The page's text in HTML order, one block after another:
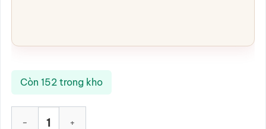
Còn 152 trong kho